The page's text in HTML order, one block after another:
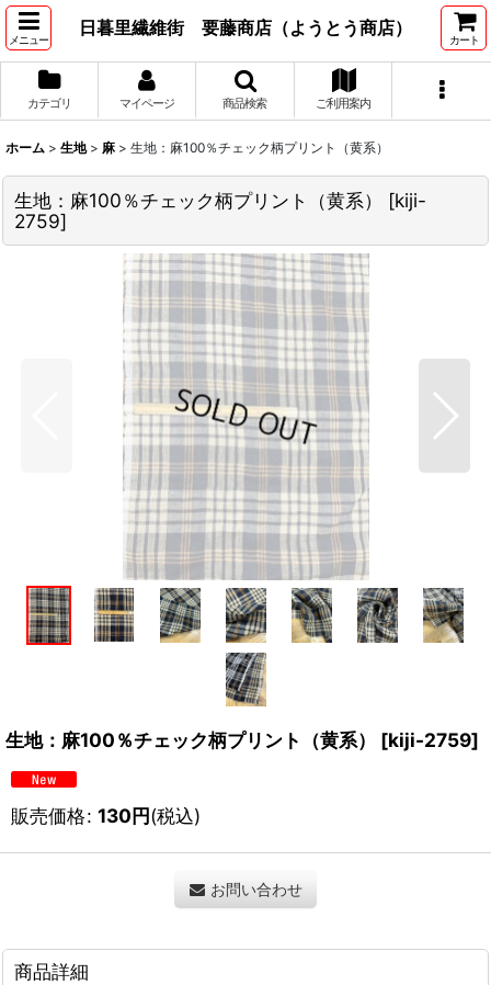
メニュー
日暮里繊維街 要藤商店（ようとう商店）
カート
カテゴリ マイページ 商品検索 ご利用案内
ホーム > 生地 > 麻 > 生地：麻100％チェック柄プリント（黄系）
生地：麻100％チェック柄プリント（黄系） [kiji-
2759]
生地：麻100％チェック柄プリント（黄系） [kiji-2759]
販売価格: 130円(税込)
お問い合わせ
商品詳細